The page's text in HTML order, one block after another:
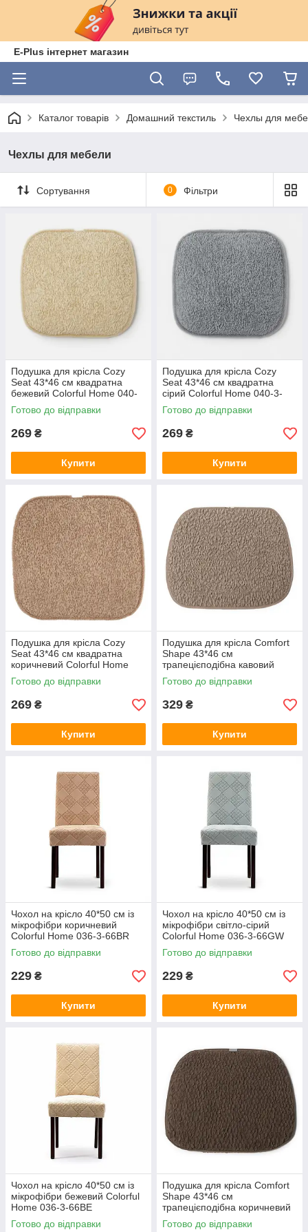
E-Plus інтернет магазин
Каталог товарів Домашний текстиль Чехлы для
Чехлы для мебели
Сортування 0 Фільтри
Подушка для крісла Cozy
Seat 43*46 см квадратна
бежевий Colorful Home 040-
3-80BE
Готово до відправки
269 ₴
Купити
Подушка для крісла Cozy
Seat 43*46 см квадратна
сірий Colorful Home 040-3-
80G
Готово до відправки
269 ₴
Купити
Подушка для крісла Cozy
Seat 43*46 см квадратна
коричневий Colorful Home
040-3-80BR
Готово до відправки
269 ₴
Купити
Подушка для крісла Comfort
Shape 43*46 см
трапецієподібна кавовий
Colorful Home 040-5-80-3
Готово до відправки
329 ₴
Купити
Чохол на крісло 40*50 см із
мікрофібри коричневий
Colorful Home 036-3-66BR
Готово до відправки
229 ₴
Купити
Чохол на крісло 40*50 см із
мікрофібри світло-сірий
Colorful Home 036-3-66GW
Готово до відправки
229 ₴
Купити
Чохол на крісло 40*50 см із
мікрофібри бежевий Colorful
Home 036-3-66BE
Готово до відправки
Подушка для крісла Comfort
Shape 43*46 см
трапецієподібна коричневий
040-5-80-1
Готово до відправки